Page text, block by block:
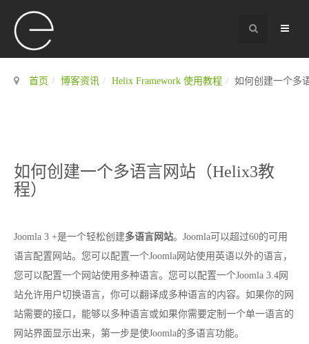
首页 博客资讯 Helix Framework 使用教程 如何创建一个多
如何创建一个多语言网站（Helix3教
程）
Joomla 3 +是一个轻松创建多语言网站。Joomla可以超过60的可用
语言配置网站。您可以配置一个Joomla网站使用英语以外的语言，
您可以配置一个网站使用多种语言。您可以配置一个Joomla 3.4网
站允许用户切换语言，你可以翻译成多种语言的内容。如果你的网
站需要的接口，能够以多种语言或如果你需要定制一个单一语言的
网站界面显示出来，第一步是使Joomla的多语言功能。